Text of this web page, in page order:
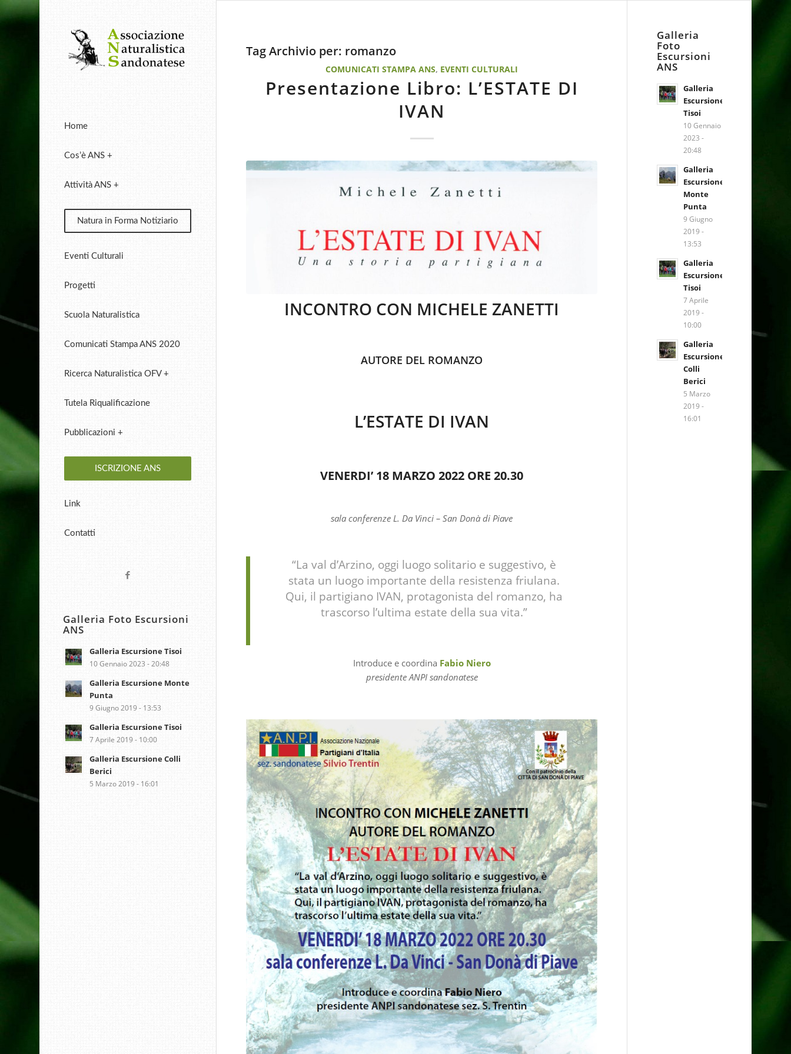
Home
Cos’è ANS +
Attività ANS +
Natura in Forma Notiziario
Eventi Culturali
Progetti
Scuola Naturalistica
Comunicati Stampa ANS 2020
Ricerca Naturalistica OFV +
Tutela Riqualificazione
Pubblicazioni +
ISCRIZIONE ANS
Link
Contatti
Galleria Foto Escursioni
ANS
Galleria Escursione Tisoi
10 Gennaio 2023 - 20:48
Galleria Escursione Monte
Punta
9 Giugno 2019 - 13:53
Galleria Escursione Tisoi
7 Aprile 2019 - 10:00
Galleria Escursione Colli
Berici
5 Marzo 2019 - 16:01
Tag Archivio per: romanzo
COMUNICATI STAMPA ANS, EVENTI CULTURALI
Presentazione Libro: L’ESTATE DI
IVAN
INCONTRO CON MICHELE ZANETTI
AUTORE DEL ROMANZO
L’ESTATE DI IVAN
VENERDI’ 18 MARZO 2022 ORE 20.30
sala conferenze L. Da Vinci – San Donà di Piave
“La val d’Arzino, oggi luogo solitario e suggestivo, è
stata un luogo importante della resistenza friulana.
Qui, il partigiano IVAN, protagonista del romanzo, ha
trascorso l’ultima estate della sua vita.”
Introduce e coordina Fabio Niero
presidente ANPI sandonatese
Galleria
Foto
Escursioni
ANS
Galleria
Escursione
Tisoi
10 Gennaio
2023 -
20:48
Galleria
Escursione
Monte
Punta
9 Giugno
2019 -
13:53
Galleria
Escursione
Tisoi
7 Aprile
2019 -
10:00
Galleria
Escursione
Colli
Berici
5 Marzo
2019 -
16:01